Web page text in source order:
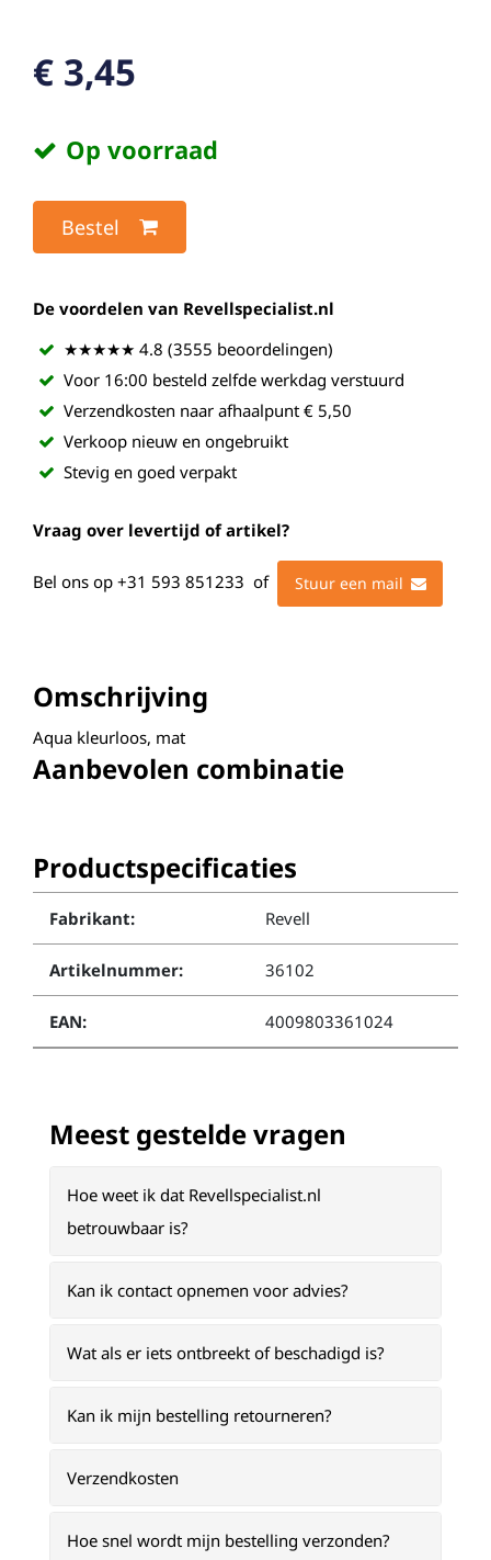
€ 3,45
Op voorraad
Bestel
De voordelen van Revellspecialist.nl
★★★★★ 4.8 (3555 beoordelingen)
Voor 16:00 besteld zelfde werkdag verstuurd
Verzendkosten naar afhaalpunt € 5,50
Verkoop nieuw en ongebruikt
Stevig en goed verpakt
Vraag over levertijd of artikel?
Bel ons op +31 593 851233 of Stuur een mail
Omschrijving
Aqua kleurloos, mat
Aanbevolen combinatie
Productspecificaties
Fabrikant: Revell
Artikelnummer: 36102
EAN: 4009803361024
Meest gestelde vragen
Hoe weet ik dat Revellspecialist.nl
betrouwbaar is?
Kan ik contact opnemen voor advies?
Wat als er iets ontbreekt of beschadigd is?
Kan ik mijn bestelling retourneren?
Verzendkosten
Hoe snel wordt mijn bestelling verzonden?